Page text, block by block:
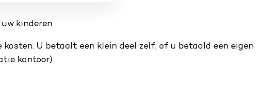
kinderen
U betaalt een klein deel zelf, of u betaald een eigen
kantoor)